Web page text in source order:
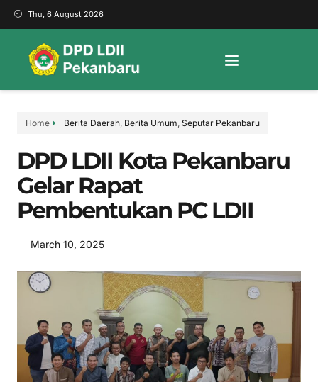
Thu, 6 August 2026
Home Berita Daerah, Berita Umum, Seputar Pekanbaru
DPD LDII Kota Pekanbaru
Gelar Rapat
Pembentukan PC LDII
March 10, 2025